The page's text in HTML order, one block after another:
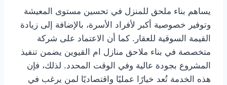
يساهم بناء ملحق للمنزل في تحسين مستوى المعيشة
وتوفير خصوصية أكبر لأفراد الأسرة، بالإضافة إلى زيادة
القيمة السوقية للعقار. كما أن الاعتماد على شركة
متخصصة في بناء ملاحق منازل ام القيوين يضمن تنفيذ
المشروع بجودة عالية وفي الوقت المحدد. لذلك، فإن
هذه الخدمة تُعد خيارًا عمليًا واقتصاديًا لمن يرغب في